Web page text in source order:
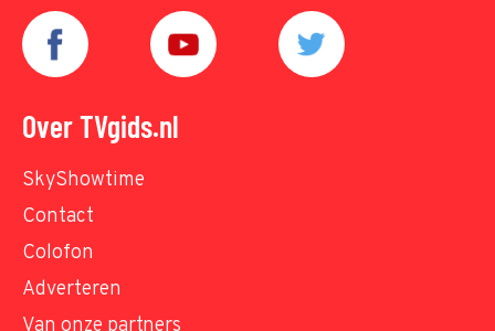
Over TVgids.nl
SkyShowtime
Contact
Colofon
Adverteren